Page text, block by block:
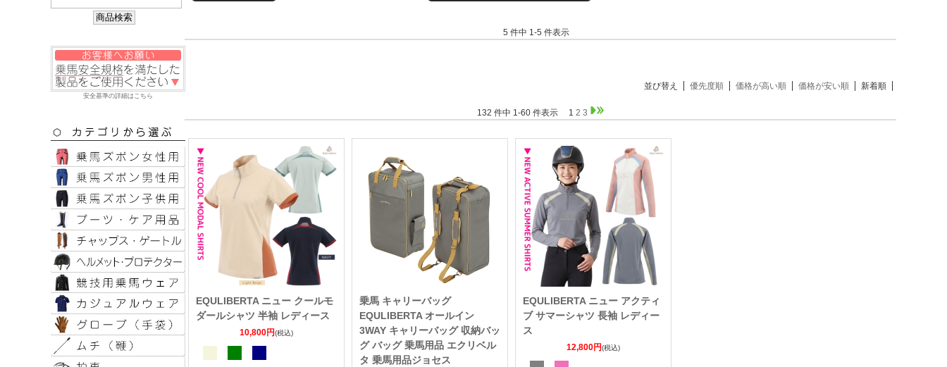
安全基準の詳細はこちら
5 件中 1-5 件表示
並び替え 優先度順 価格が高い順 価格が安い順 新着順
132 件中 1-60 件表示 1 2 3
EQULIBERTA ニュー クールモ
ダールシャツ 半袖 レディース
10,800円(税込)
乗馬 キャリーバッグ
EQULIBERTA オールイン
3WAY キャリーバッグ 収納バッ
グ バッグ 乗馬用品 エクリベル
タ 乗馬用品ジョセス
EQULIBERTA ニュー アクティ
ブ サマーシャツ 長袖 レディー
ス
12,800円(税込)